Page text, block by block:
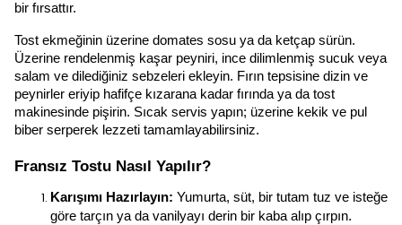
bir fırsattır.
Tost ekmeğinin üzerine domates sosu ya da ketçap sürün.
Üzerine rendelenmiş kaşar peyniri, ince dilimlenmiş sucuk veya
salam ve dilediğiniz sebzeleri ekleyin. Fırın tepsisine dizin ve
peynirler eriyip hafifçe kızarana kadar fırında ya da tost
makinesinde pişirin. Sıcak servis yapın; üzerine kekik ve pul
biber serperek lezzeti tamamlayabilirsiniz.
Fransız Tostu Nasıl Yapılır?
Karışımı Hazırlayın: Yumurta, süt, bir tutam tuz ve isteğe
göre tarçın ya da vanilyayı derin bir kaba alıp çırpın.